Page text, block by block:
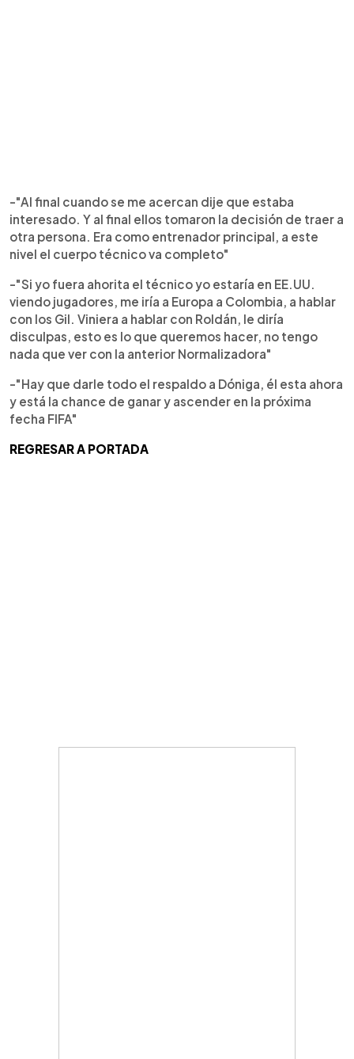
-"Al final cuando se me acercan dije que estaba
interesado. Y al final ellos tomaron la decisión de traer a
otra persona. Era como entrenador principal, a este
nivel el cuerpo técnico va completo"
-"Si yo fuera ahorita el técnico yo estaría en EE.UU.
viendo jugadores, me iría a Europa a Colombia, a hablar
con los Gil. Viniera a hablar con Roldán, le diría
disculpas, esto es lo que queremos hacer, no tengo
nada que ver con la anterior Normalizadora"
-"Hay que darle todo el respaldo a Dóniga, él esta ahora
y está la chance de ganar y ascender en la próxima
fecha FIFA"
REGRESAR A PORTADA